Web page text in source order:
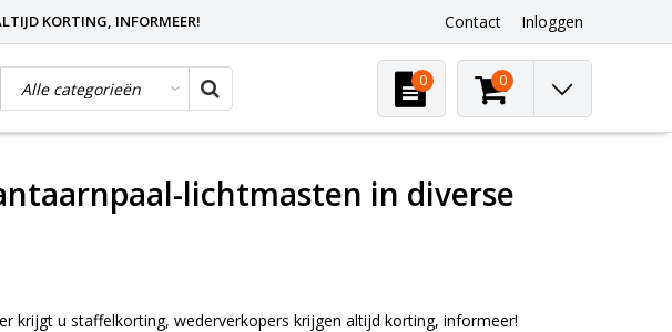
KORTING, INFORMEER! Contact Inloggen
0 0
lichtmasten in diverse
krijgt u staffelkorting, wederverkopers krijgen altijd korting, informeer!